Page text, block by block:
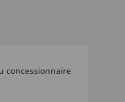
concessionnaire